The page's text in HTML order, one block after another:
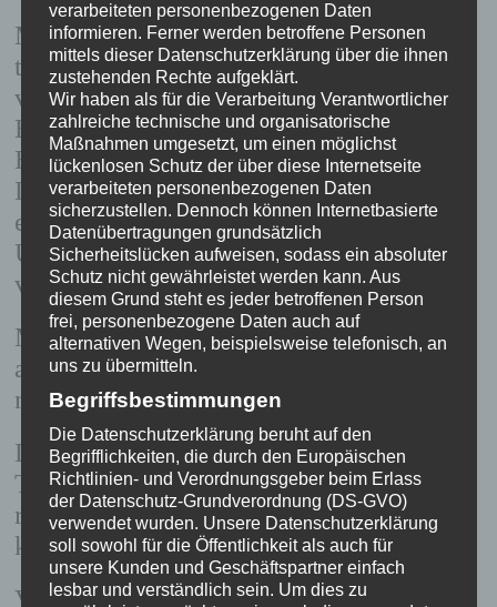
Mit der Bioresonanz Methode kann ich
tiefer gehen und die Ursache dieser
veränderten Schwingung testen. Liegen
Belastungen durch Erreger, durch
Elektrosmog, durch Schadstoffe vor?
Liegt eine Nährstofffehlversorgung oder
ein Enzymmangel vor? Auch psychische
Ursachen kann die Zellschwingung
verändern und vieles mehr.
Mit der Bioresonanz Methode setze ich
an der Ursache an und bekämpfe nicht
nur die Symptome.
Das Bioresonanz Gerät dient auch zur
Therapie. Der Körper wird durch die
richtige Frequenz harmonisiert und
kommt somit ins Gleichgewicht.
Vergleichbar mit zwei Stimmgabeln der
verarbeiteten personenbezogenen Daten
informieren. Ferner werden betroffene Personen
mittels dieser Datenschutzerklärung über die ihnen
zustehenden Rechte aufgeklärt.
Wir haben als für die Verarbeitung Verantwortlicher
zahlreiche technische und organisatorische
Maßnahmen umgesetzt, um einen möglichst
lückenlosen Schutz der über diese Internetseite
verarbeiteten personenbezogenen Daten
sicherzustellen. Dennoch können Internetbasierte
Datenübertragungen grundsätzlich
Sicherheitslücken aufweisen, sodass ein absoluter
Schutz nicht gewährleistet werden kann. Aus
diesem Grund steht es jeder betroffenen Person
frei, personenbezogene Daten auch auf
alternativen Wegen, beispielsweise telefonisch, an
uns zu übermitteln.
Begriffsbestimmungen
Die Datenschutzerklärung beruht auf den
Begrifflichkeiten, die durch den Europäischen
Richtlinien- und Verordnungsgeber beim Erlass
der Datenschutz-Grundverordnung (DS-GVO)
verwendet wurden. Unsere Datenschutzerklärung
soll sowohl für die Öffentlichkeit als auch für
unsere Kunden und Geschäftspartner einfach
lesbar und verständlich sein. Um dies zu